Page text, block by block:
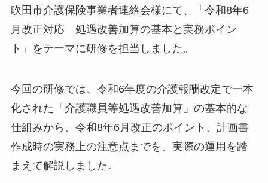
吹田市介護保険事業者連絡会様にて、「令和8年6
月改正対応 処遇改善加算の基本と実務ポイン
ト」をテーマに研修を担当しました。
今回の研修では、令和6年度の介護報酬改定で一本
化された「介護職員等処遇改善加算」の基本的な
仕組みから、令和8年6月改正のポイント、計画書
作成時の実務上の注意点までを、実際の運用を踏
まえて解説しました。